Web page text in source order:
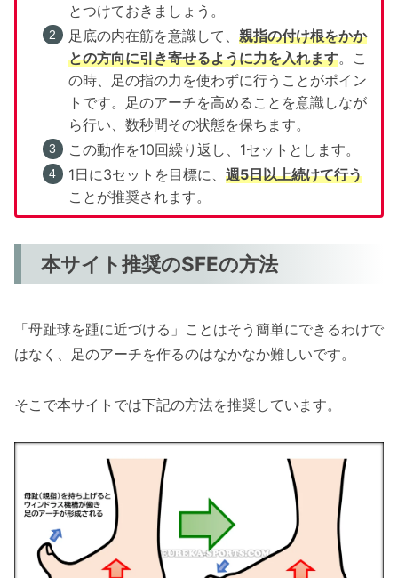
とつけておきましょう。
足底の内在筋を意識して、 親指の付け根をかか
との方向に引き寄せるように力を入れます。こ
の時、足の指の力を使わずに行うことがポイン
トです。足のアーチを高めることを意識しなが
ら行い、数秒間その状態を保ちます。
この動作を10回繰り返し、1セットとします。
1日に3セットを目標に、 週5日以上続けて行う
ことが推奨されます。
本サイト推奨のSFEの方法
「母趾球を踵に近づける」ことはそう簡単にできるわけで
はなく、足のアーチを作るのはなかなか難しいです。
そこで本サイトでは下記の方法を推奨しています。